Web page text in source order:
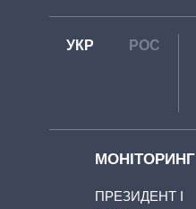
УКР РОС
МОНІТОРИНГ
ПРЕЗИДЕНТ І